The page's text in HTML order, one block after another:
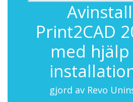
Print2CAD
med hjälp
gjord av Revo